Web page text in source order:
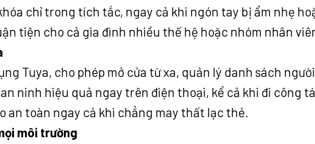
chỉ trong tích tắc, ngay cả khi ngón tay bị ẩm nhẹ
tiện cho cả gia đình nhiều thế hệ hoặc nhóm nhân
Tuya, cho phép mở cửa từ xa, quản lý danh sách
ninh hiệu quả ngay trên điện thoại, kể cả khi đi công
an toàn ngay cả khi chẳng may thất lạc thẻ.
môi trường